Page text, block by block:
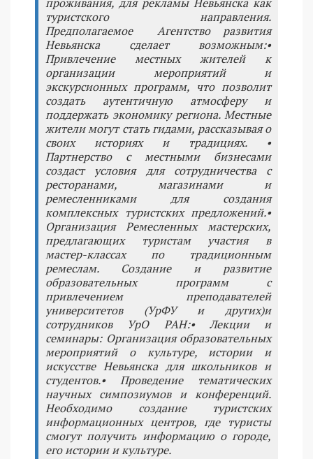
проживания, для рекламы Невьянска как
туристского направления.
Предполагаемое Агентство развития
Невьянска сделает возможным:•
Привлечение местных жителей к
организации мероприятий и
экскурсионных программ, что позволит
создать аутентичную атмосферу и
поддержать экономику региона. Местные
жители могут стать гидами, рассказывая о
своих историях и традициях. •
Партнерство с местными бизнесами
создаст условия для сотрудничества с
ресторанами, магазинами и
ремесленниками для создания
комплексных туристских предложений.•
Организация Ремесленных мастерских,
предлагающих туристам участия в
мастер-классах по традиционным
ремеслам. Создание и развитие
образовательных программ с
привлечением преподавателей
университетов (УрФУ и других)и
сотрудников УрО РАН:• Лекции и
семинары: Организация образовательных
мероприятий о культуре, истории и
искусстве Невьянска для школьников и
студентов.• Проведение тематических
научных симпозиумов и конференций.
Необходимо создание туристских
информационных центров, где туристы
смогут получить информацию о городе,
его истории и культуре.